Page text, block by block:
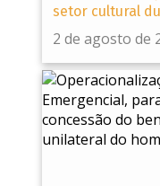
setor cultural
2 de agosto de